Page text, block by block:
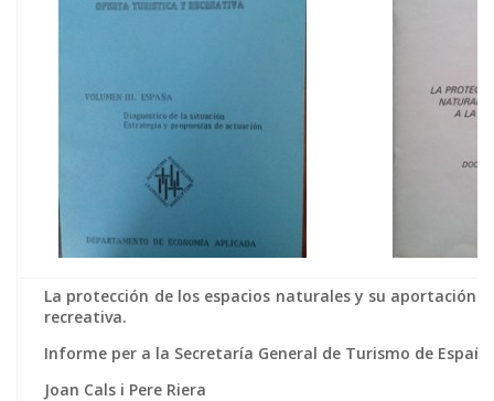
La protección de los espacios naturales y su aportación
recreativa.
Informe per a la Secretaría General de Turismo de España
Joan Cals i Pere Riera